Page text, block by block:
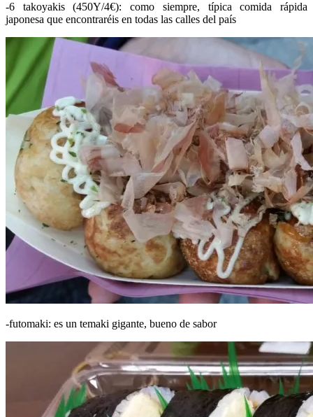
-6 takoyakis (450Y/4€): como siempre, típica comida rápida
japonesa que encontraréis en todas las calles del país
-futomaki: es un temaki gigante, bueno de sabor